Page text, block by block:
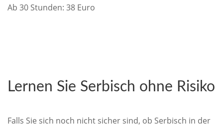
Ab 30 Stunden: 38 Euro
Lernen Sie Serbisch ohne Risiko
Falls Sie sich noch nicht sicher sind, ob Serbisch in der